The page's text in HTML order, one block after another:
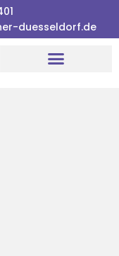
duesseldorf.de